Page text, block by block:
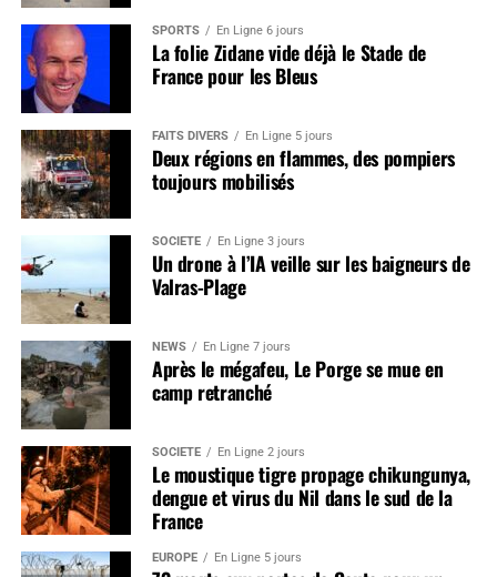
SPORTS En Ligne 6 jours
La folie Zidane vide déjà le Stade de
France pour les Bleus
FAITS DIVERS En Ligne 5 jours
Deux régions en flammes, des pompiers
toujours mobilisés
SOCIÉTÉ En Ligne 3 jours
Un drone à l’IA veille sur les baigneurs de
Valras-Plage
NEWS En Ligne 7 jours
Après le mégafeu, Le Porge se mue en
camp retranché
SOCIÉTÉ En Ligne 2 jours
Le moustique tigre propage chikungunya,
dengue et virus du Nil dans le sud de la
France
EUROPE En Ligne 5 jours